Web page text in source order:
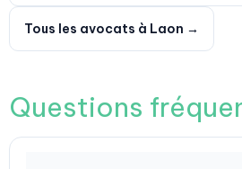
Tous les avocats à Laon →
Questions